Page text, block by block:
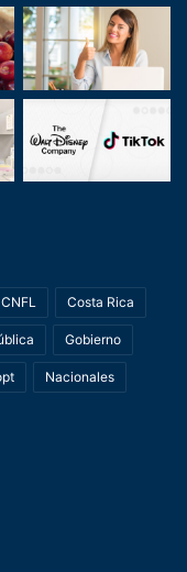
CNFL Costa Rica
Gobierno
Nacionales